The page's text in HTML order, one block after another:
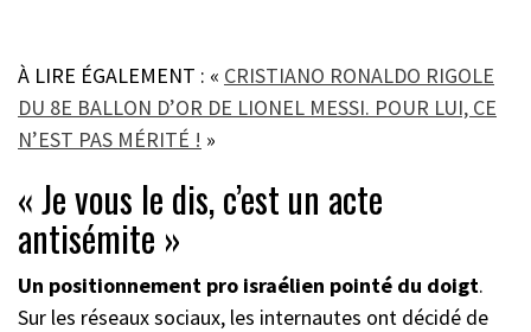
À LIRE ÉGALEMENT : « CRISTIANO RONALDO RIGOLE
DU 8E BALLON D’OR DE LIONEL MESSI. POUR LUI, CE
N’EST PAS MÉRITÉ ! »
« Je vous le dis, c’est un acte
antisémite »
Un positionnement pro israélien pointé du doigt.
Sur les réseaux sociaux, les internautes ont décidé de